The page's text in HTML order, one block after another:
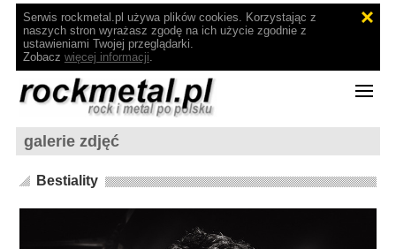
Serwis rockmetal.pl używa plików cookies. Korzystając z
naszych stron wyrażasz zgodę na ich użycie zgodnie z
ustawieniami Twojej przeglądarki.
Zobacz więcej informacji.
galerie zdjęć
Bestiality